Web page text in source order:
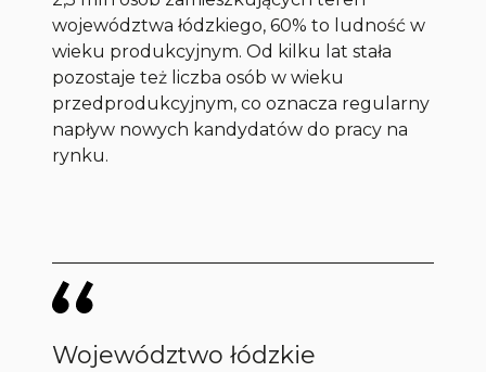
województwa łódzkiego, 60% to ludność w
wieku produkcyjnym. Od kilku lat stała
pozostaje też liczba osób w wieku
przedprodukcyjnym, co oznacza regularny
napływ nowych kandydatów do pracy na
rynku.
Województwo łódzkie